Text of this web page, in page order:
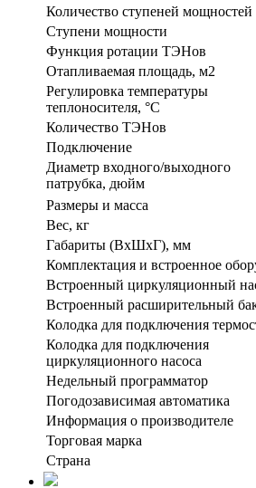
Количество ступеней мощностей
Ступени мощности
Функция ротации ТЭНов
Отапливаемая площадь, м2
Регулировка температуры
теплоносителя, °С
Количество ТЭНов
Подключение
Диаметр входного/выходного
патрубка, дюйм
Размеры и масса
Вес, кг
Габариты (ВxШxГ), мм
Комплектация и встроенное
Встроенный циркуляционный
Встроенный расширительный
Колодка для подключения
Колодка для подключения
циркуляционного насоса
Недельный программатор
Погодозависимая автоматика
Информация о производителе
Торговая марка
Страна